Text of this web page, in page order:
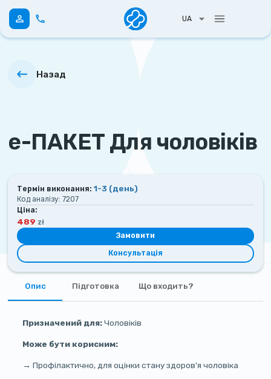
UA
Назад
е-ПАКЕТ Для чоловіків
Опис Підготовка Що входить?
Призначений для:Чоловіків
Може бути корисним:
→ Профілактично, для оцінки стану здоров'я чоловіка
Термін виконання: 1-3 (день)
Код аналізу: 7207
Ціна:
489 zł
Замовити
Консультація